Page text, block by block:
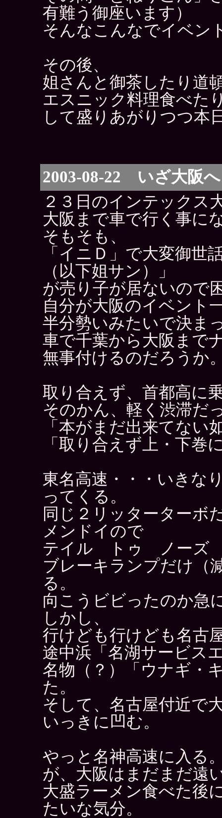
有難う御座います）
そんなこんなでイベン
その後、
姐さんと御茶したり道
エスニック料理食べた
して盛りあがりつつ本
2003-08-22 いざ大阪へ
２３日のインテックス
大阪まで車で行く事に
そもそも、
「イニＤ」で大変御世
（以下姐サン）」
が売り子が居ないので
自分が大阪のイベント
半分勢いみたいで決ま
車で千葉から大阪まで
無事付けるのだろうか
取り合えず、首都高に
そのかん、軽く渋滞だ
「本がまだ出来てない
「取り合えず上・下巻
東名高速・・・いきな
ってくる。
同じ２リッターターボ
メンドイので
テイル トゥ ノーズ
ブレーキランプだけ（
る。
向こうビビったのか急
しかし、
行けども行けども名古
途中浜「名湖サービス
名物（？）「ウナギ・
た。
そして、名古屋付近で
いっきに凹む。
やっと名神高速に入る
が、大阪はまだまだ遠
大盛ラーメン食べた後
たいな気分。